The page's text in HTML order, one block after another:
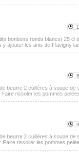
bonbons ronds blancs) 25 cl
y ajouter les anis de Flavigny
beurre 2 cuillères à soupe
rissoler les pommes
beurre 2 cuillères à soupe
rissoller les pommes